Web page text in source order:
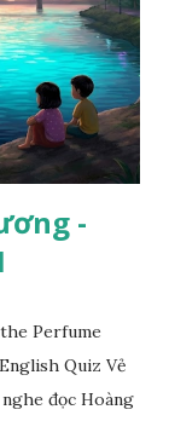
-
Perfume
Quiz Vẻ
đọc Hoàng